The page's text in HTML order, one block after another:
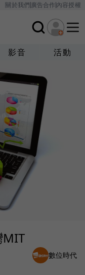
關於我們廣告合作內容授權
影音 活動
MIT
數位時代